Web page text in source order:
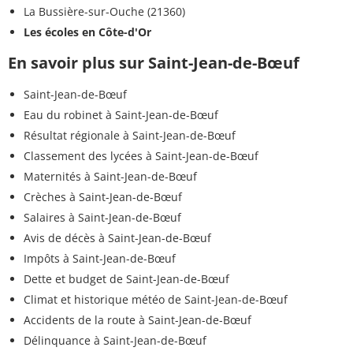
La Bussière-sur-Ouche (21360)
Les écoles en Côte-d'Or
En savoir plus sur Saint-Jean-de-Bœuf
Saint-Jean-de-Bœuf
Eau du robinet à Saint-Jean-de-Bœuf
Résultat régionale à Saint-Jean-de-Bœuf
Classement des lycées à Saint-Jean-de-Bœuf
Maternités à Saint-Jean-de-Bœuf
Crèches à Saint-Jean-de-Bœuf
Salaires à Saint-Jean-de-Bœuf
Avis de décès à Saint-Jean-de-Bœuf
Impôts à Saint-Jean-de-Bœuf
Dette et budget de Saint-Jean-de-Bœuf
Climat et historique météo de Saint-Jean-de-Bœuf
Accidents de la route à Saint-Jean-de-Bœuf
Délinquance à Saint-Jean-de-Bœuf